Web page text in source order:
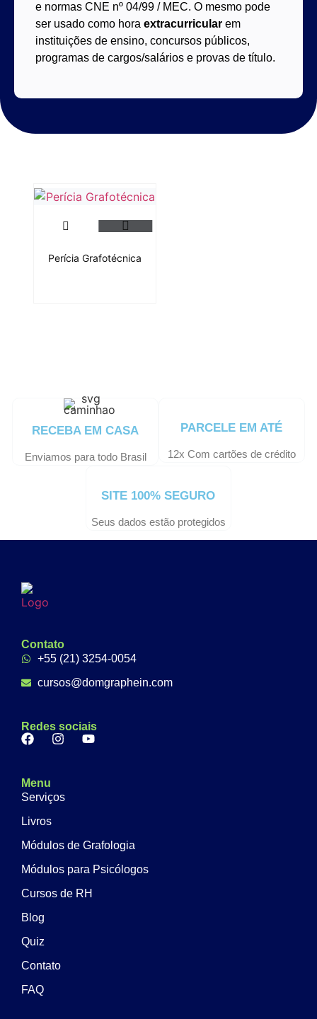
e normas CNE nº 04/99 / MEC. O mesmo pode
ser usado como hora extracurricular em
instituições de ensino, concursos públicos,
programas de cargos/salários e provas de título.
Perícia Grafotécnica
RECEBA EM CASA
Enviamos para todo Brasil
PARCELE EM ATÉ
12x Com cartões de crédito
SITE 100% SEGURO
Seus dados estão protegidos
Contato
+55 (21) 3254-0054
cursos@domgraphein.com
Redes sociais
Menu
Serviços
Livros
Módulos de Grafologia
Módulos para Psicólogos
Cursos de RH
Blog
Quiz
Contato
FAQ